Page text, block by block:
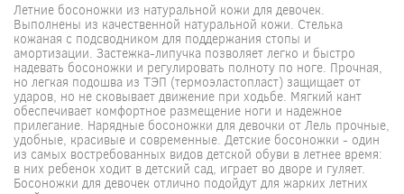
Летние босоножки из натуральной кожи для девочек.
Выполнены из качественной натуральной кожи. Стелька
кожаная с подсводником для поддержания стопы и
амортизации. Застежка-липучка позволяет легко и быстро
надевать босоножки и регулировать полноту по ноге. Прочная,
но легкая подошва из ТЭП (термоэластопласт) защищает от
ударов, но не сковывает движение при ходьбе. Мягкий кант
обеспечивает комфортное размещение ноги и надежное
прилегание. Нарядные босоножки для девочки от Лель прочные,
удобные, красивые и современные. Детские босоножки - один
из самых востребованных видов детской обуви в летнее время:
в них ребенок ходит в детский сад, играет во дворе и гуляет.
Босоножки для девочек отлично подойдут для жарких летних